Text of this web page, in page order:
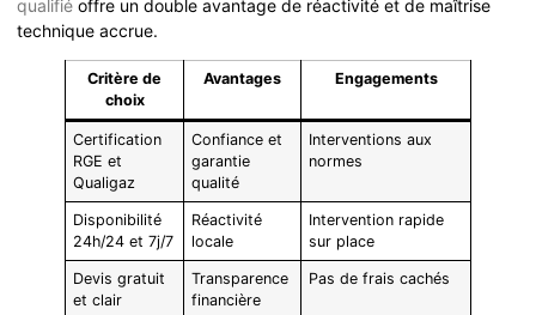
qualifié offre un double avantage de réactivité et de maîtrise
technique accrue.
Critère de
choix
Avantages Engagements
Certification
RGE et
Qualigaz
Confiance et
garantie
qualité
Interventions aux
normes
Disponibilité
24h/24 et 7j/7
Réactivité
locale
Intervention rapide
sur place
Devis gratuit
et clair
Transparence
financière
Pas de frais cachés